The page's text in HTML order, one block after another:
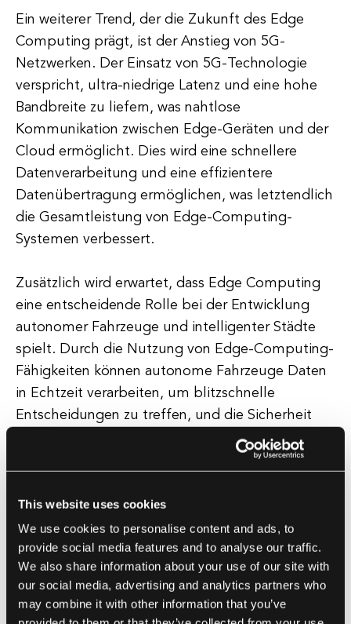
This website uses cookies
We use cookies to personalise content and ads, to
provide social media features and to analyse our traffic.
We also share information about your use of our site with
our social media, advertising and analytics partners who
may combine it with other information that you’ve
Ein weiterer Trend, der die Zukunft des Edge
Computing prägt, ist der Anstieg von 5G-
Netzwerken. Der Einsatz von 5G-Technologie
verspricht, ultra-niedrige Latenz und eine hohe
Bandbreite zu liefern, was nahtlose
Kommunikation zwischen Edge-Geräten und der
Cloud ermöglicht. Dies wird eine schnellere
Datenverarbeitung und eine effizientere
Datenübertragung ermöglichen, was letztendlich
die Gesamtleistung von Edge-Computing-
Systemen verbessert.
Zusätzlich wird erwartet, dass Edge Computing
eine entscheidende Rolle bei der Entwicklung
autonomer Fahrzeuge und intelligenter Städte
spielt. Durch die Nutzung von Edge-Computing-
Fähigkeiten können autonome Fahrzeuge Daten
in Echtzeit verarbeiten, um blitzschnelle
Entscheidungen zu treffen, und die Sicherheit
von Passagieren und Fußgängern gewährleisten.
Ähnlich können intelligente Städte Edge
optimieren, den Energieverbrauch zu managen
und die öffentliche Sicherheit zu verbessern.
Ein weiterer Schlüsseltrend im Edge Computing
ist der zunehmende Fokus auf Datenschutz und
Sicherheit. Mit der Verbreitung vernetzter Geräte